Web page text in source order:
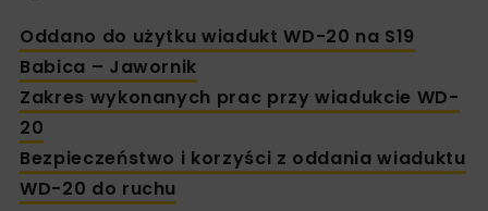
Oddano do użytku wiadukt WD-20 na S19
Babica – Jawornik
Zakres wykonanych prac przy wiadukcie WD-
20
Bezpieczeństwo i korzyści z oddania wiaduktu
WD-20 do ruchu